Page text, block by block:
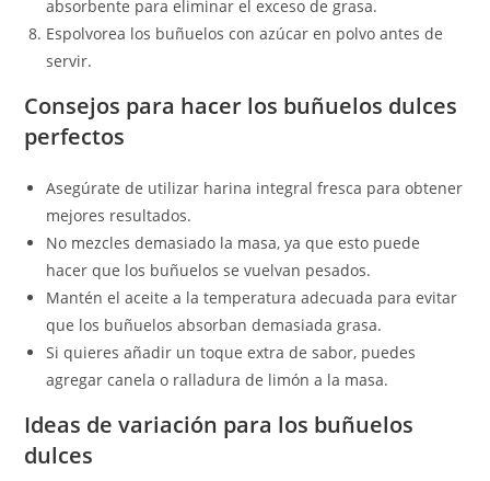
absorbente para eliminar el exceso de grasa.
Espolvorea los buñuelos con azúcar en polvo antes de
servir.
Consejos para hacer los buñuelos dulces
perfectos
Asegúrate de utilizar harina integral fresca para obtener
mejores resultados.
No mezcles demasiado la masa, ya que esto puede
hacer que los buñuelos se vuelvan pesados.
Mantén el aceite a la temperatura adecuada para evitar
que los buñuelos absorban demasiada grasa.
Si quieres añadir un toque extra de sabor, puedes
agregar canela o ralladura de limón a la masa.
Ideas de variación para los buñuelos
dulces